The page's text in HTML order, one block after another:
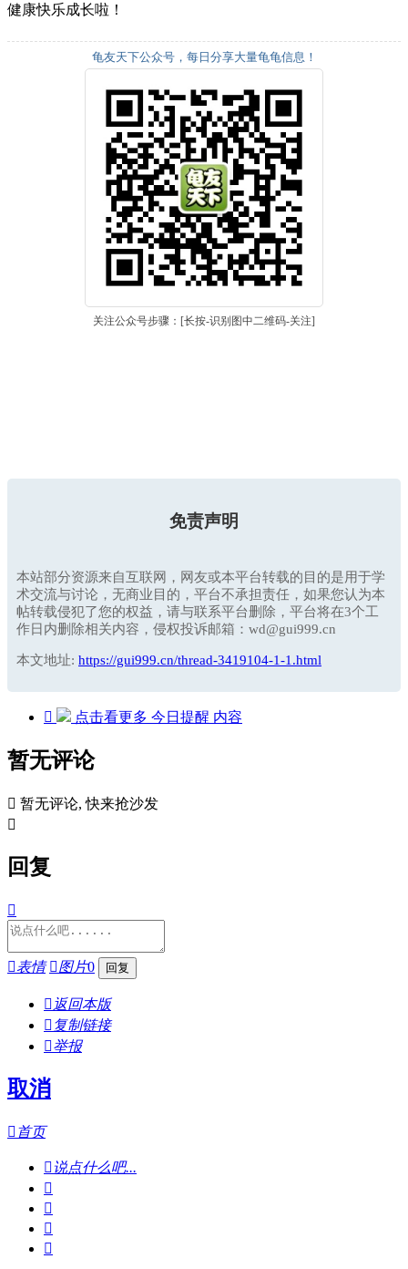
健康快乐成长啦！
龟友天下公众号，每日分享大量龟龟信息！
关注公众号步骤：[长按-识别图中二维码-关注]
免责声明
本站部分资源来自互联网，网友或本平台转载的目的是用于学
术交流与讨论，无商业目的，平台不承担责任，如果您认为本
帖转载侵犯了您的权益，请与联系平台删除，平台将在3个工
作日内删除相关内容，侵权投诉邮箱：wd@gui999.cn
本文地址: https://gui999.cn/thread-3419104-1-1.html
 点击看更多 今日提醒 内容
暂无评论
 暂无评论, 快来抢沙发

回复

表情 图片0
 返回本版
 复制链接
举报
取消
 首页
说点什么吧...



